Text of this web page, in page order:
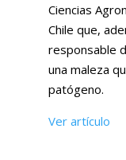
Ciencias
Chile que,
responsable
una maleza
patógeno.
Ver artículo